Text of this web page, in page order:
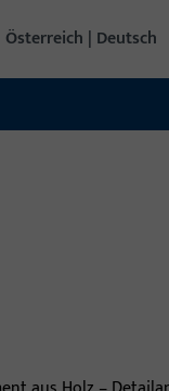
Österreich | Deutsch
Fenstertechnik